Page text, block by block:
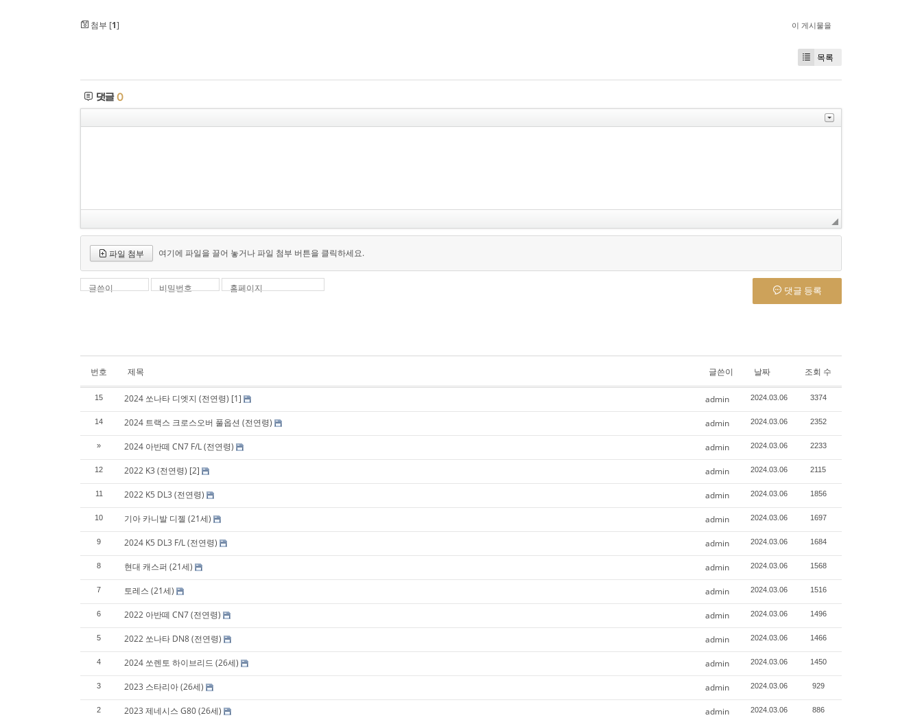
첨부 [1] 이 게시물을
목록
댓글0
파일 첨부 여기에 파일을 끌어 놓거나 파일 첨부 버튼을 클릭하세요.
글쓴이 비밀번호 홈페이지 댓글 등록
번호 제목 글쓴이 날짜 조회 수
15 2024 쏘나타 디엣지 (전연령) [1] admin 2024.03.06 3374
14 2024 트랙스 크로스오버 풀옵션 (전연령) admin 2024.03.06 2352
» 2024 아반떼 CN7 F/L (전연령) admin 2024.03.06 2233
12 2022 K3 (전연령) [2] admin 2024.03.06 2115
11 2022 K5 DL3 (전연령) admin 2024.03.06 1856
10 기아 카니발 디젤 (21세) admin 2024.03.06 1697
9 2024 K5 DL3 F/L (전연령) admin 2024.03.06 1684
8 현대 캐스퍼 (21세) admin 2024.03.06 1568
7 토레스 (21세) admin 2024.03.06 1516
6 2022 아반떼 CN7 (전연령) admin 2024.03.06 1496
5 2022 쏘나타 DN8 (전연령) admin 2024.03.06 1466
4 2024 쏘렌토 하이브리드 (26세) admin 2024.03.06 1450
3 2023 스타리아 (26세) admin 2024.03.06 929
2 2023 제네시스 G80 (26세) admin 2024.03.06 886